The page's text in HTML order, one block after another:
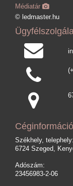
Médiatár
© ledmaster.hu
Székhely, telephely:
6724 Szeged,
Adószám:
23456983-2-06